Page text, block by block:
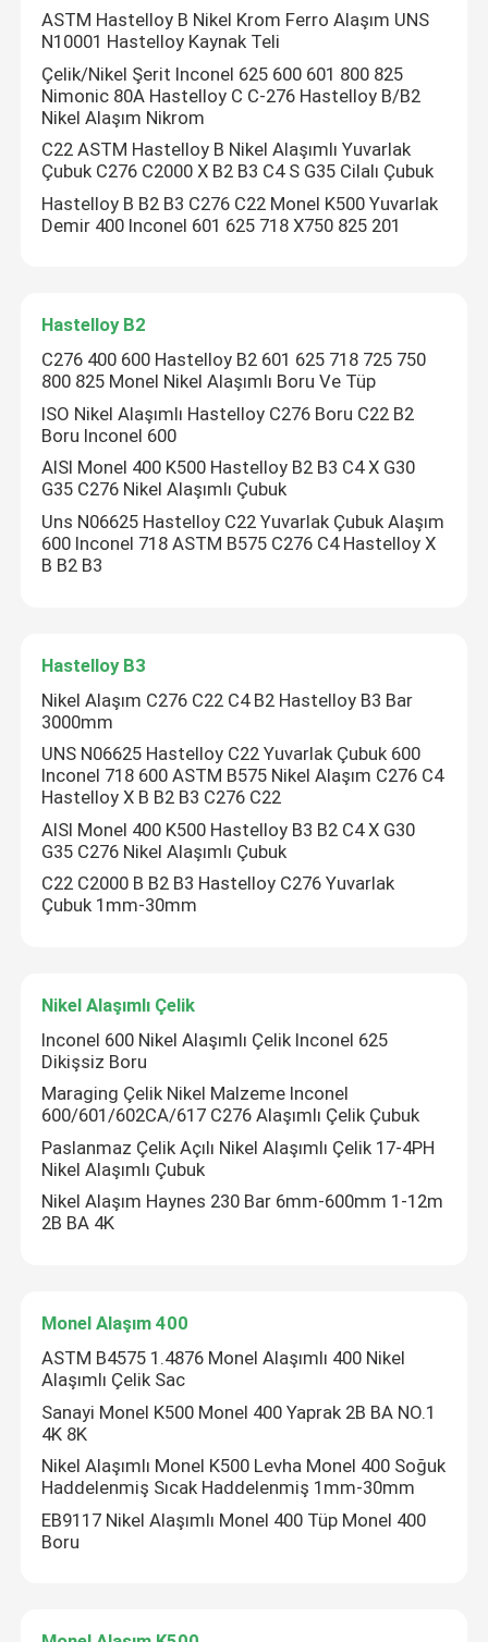
Incoloy 800HT
Hastelloy C 22
Hastelloy B
Hastelloy B2
Hastelloy B3
Nikel Alaşımlı Çelik
Monel Alaşım K500
Kamyon Gövde Aksesuarları
Ağır Hizmet Tipi Kayış Menteşesi
ASTM Hastelloy B Nikel Krom Ferro Alaşım UNS
N10001 Hastelloy Kaynak Teli
Çelik/Nikel Şerit Inconel 625 600 601 800 825
Nimonic 80A Hastelloy C C-276 Hastelloy B/B2
Nikel Alaşım Nikrom
C22 ASTM Hastelloy B Nikel Alaşımlı Yuvarlak
Çubuk C276 C2000 X B2 B3 C4 S G35 Cilalı Çubuk
Hastelloy B B2 B3 C276 C22 Monel K500 Yuvarlak
Demir 400 Inconel 601 625 718 X750 825 201
Hastelloy B2
C276 400 600 Hastelloy B2 601 625 718 725 750
800 825 Monel Nikel Alaşımlı Boru Ve Tüp
ISO Nikel Alaşımlı Hastelloy C276 Boru C22 B2
Boru Inconel 600
AISI Monel 400 K500 Hastelloy B2 B3 C4 X G30
G35 C276 Nikel Alaşımlı Çubuk
Uns N06625 Hastelloy C22 Yuvarlak Çubuk Alaşım
600 Inconel 718 ASTM B575 C276 C4 Hastelloy X
B B2 B3
Hastelloy B3
Nikel Alaşım C276 C22 C4 B2 Hastelloy B3 Bar
3000mm
UNS N06625 Hastelloy C22 Yuvarlak Çubuk 600
Inconel 718 600 ASTM B575 Nikel Alaşım C276 C4
Hastelloy X B B2 B3 C276 C22
AISI Monel 400 K500 Hastelloy B3 B2 C4 X G30
G35 C276 Nikel Alaşımlı Çubuk
C22 C2000 B B2 B3 Hastelloy C276 Yuvarlak
Çubuk 1mm-30mm
Nikel Alaşımlı Çelik
Inconel 600 Nikel Alaşımlı Çelik Inconel 625
Dikişsiz Boru
Maraging Çelik Nikel Malzeme Inconel
600/601/602CA/617 C276 Alaşımlı Çelik Çubuk
Paslanmaz Çelik Açılı Nikel Alaşımlı Çelik 17-4PH
Nikel Alaşımlı Çubuk
Nikel Alaşım Haynes 230 Bar 6mm-600mm 1-12m
2B BA 4K
Monel Alaşım 400
ASTM B4575 1.4876 Monel Alaşımlı 400 Nikel
Alaşımlı Çelik Sac
Sanayi Monel K500 Monel 400 Yaprak 2B BA NO.1
4K 8K
Nikel Alaşımlı Monel K500 Levha Monel 400 Soğuk
Haddelenmiş Sıcak Haddelenmiş 1mm-30mm
EB9117 Nikel Alaşımlı Monel 400 Tüp Monel 400
Boru